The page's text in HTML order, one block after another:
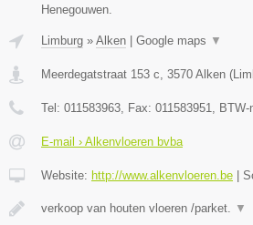
Henegouwen.
Limburg » Alken Google maps ▼
Meerdegatstraat 153 c 3570 Alken (
Tel: 011583963 , Fax: 011583951 , BTW-
E-mail › Alkenvloeren bvba
Website: http://www.alkenvloeren.be
verkoop van houten vloeren /parket. ▼